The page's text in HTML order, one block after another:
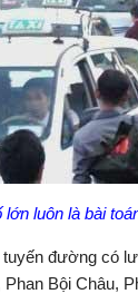
luôn là bài
đường có
Bội Châu,